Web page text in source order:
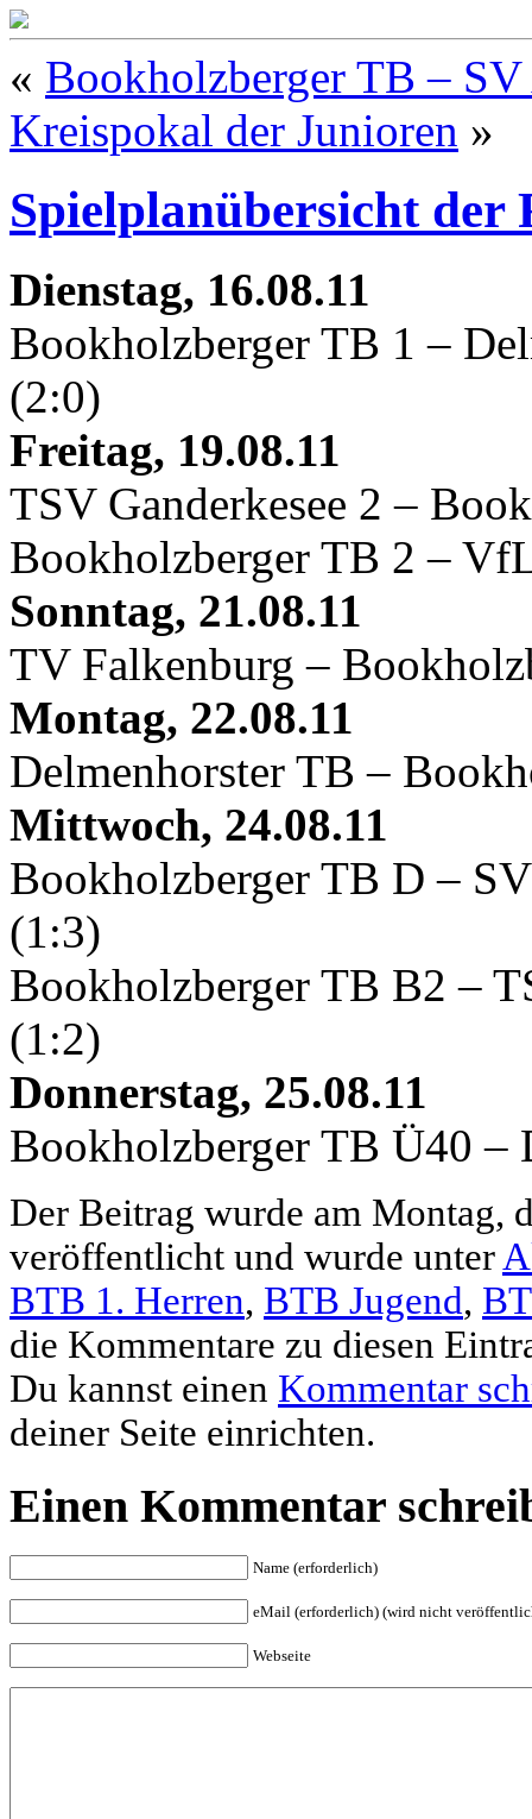
« Bookholzberger TB –
Kreispokal der Junioren »
Spielplanübersicht der
Dienstag, 16.08.11
Bookholzberger TB 1 –
(2:0)
Freitag, 19.08.11
TSV Ganderkesee 2 –
Bookholzberger TB 2 –
Sonntag, 21.08.11
TV Falkenburg –
Montag, 22.08.11
Delmenhorster TB –
Mittwoch, 24.08.11
Bookholzberger TB D –
(1:3)
Bookholzberger TB B2 –
(1:2)
Donnerstag, 25.08.11
Bookholzberger TB Ü40 –
Der Beitrag wurde am Montag,
veröffentlicht und wurde unter
BTB 1. Herren, BTB Jugend,
die Kommentare zu diesen
Du kannst einen Kommentar
deiner Seite einrichten.
Einen Kommentar
Name (erforderlich)
eMail (erforderlich) (wird nicht
Webseite